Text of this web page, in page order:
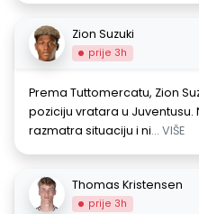
Zion Suzuki
prije 3h
Prema Tuttomercatu, Zion
poziciju vratara u
razmatra situaciju i ni... VIŠE
Thomas Kristensen
prije 3h